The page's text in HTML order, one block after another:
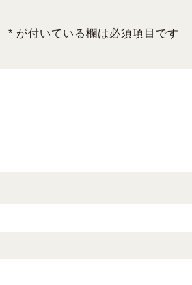
* が付いている欄は必須項目です